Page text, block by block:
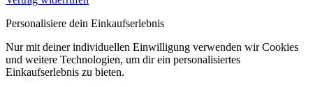
Personalisiere dein Einkaufserlebnis
Nur mit deiner individuellen Einwilligung verwenden wir Cookies
und weitere Technologien, um dir ein personalisiertes
Einkaufserlebnis zu bieten.